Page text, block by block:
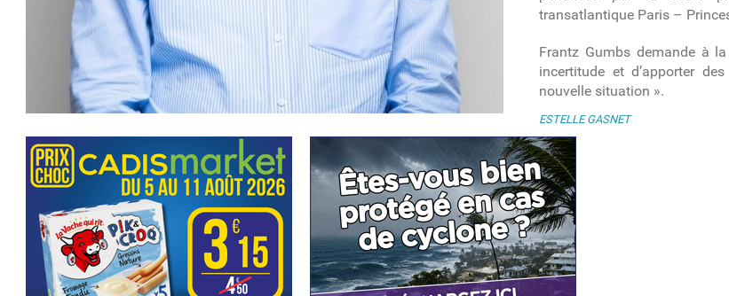
transatlantique Paris –
Frantz Gumbs demande à
incertitude et d’apporter
nouvelle situation ».
ESTELLE GASNET